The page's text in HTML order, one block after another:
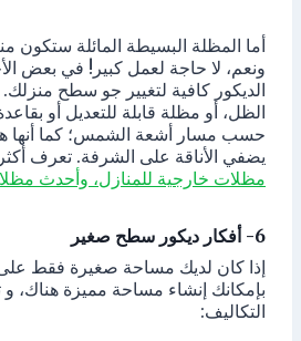
أما المظلة البسيطة المائلة ستكون
ونعم، لا حاجة لعمل كبير! في بعض
الديكور كافية لتغيير جو سطح
الظل، أو مظلة قابلة للتعديل أو
حسب مسار أشعة الشمس؛ كما أنها
يضفي الأناقة على الشرفة. تعرف
مظلات خارجية للمنازل، وأحدث
6- أفكار ديكور سطح صغير
إذا كان لديك مساحة صغيرة فقط
بإمكانك إنشاء مساحة مميزة هناك،
التكاليف: